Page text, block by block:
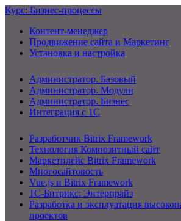
Курс: Бизнес-процессы
Контент-менеджер
Продвижение сайта и Маркетинг
Установка и настройка
Администратор. Базовый
Администратор. Модули
Администратор. Бизнес
Интеграция с 1С
Разработчик Bitrix Framework
Технология Композитный сайт
Маркетплейс Bitrix Framework
Многосайтовость
Vue.js и Bitrix Framework
1С-Битрикс: Энтерпрайз
Разработка и эксплуатация
проектов